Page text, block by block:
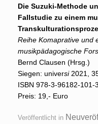
Die Suzuki-Methode
Fallstudie zu einem
Reihe Komaprative und
musikpädagogische
Bernd Clausen (Hrsg.)
Siegen: universi2021,
ISBN 978-3-96182-101-3
Preis: 19,- Euro
Veröffentlicht in